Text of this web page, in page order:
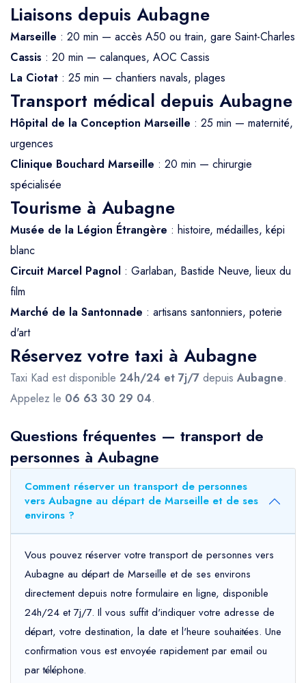
Liaisons depuis Aubagne
Marseille : 20 min — accès A50 ou train, gare Saint-Charles
Cassis : 20 min — calanques, AOC Cassis
La Ciotat : 25 min — chantiers navals, plages
Transport médical depuis Aubagne
Hôpital de la Conception Marseille : 25 min — maternité,
urgences
Clinique Bouchard Marseille : 20 min — chirurgie
spécialisée
Tourisme à Aubagne
Musée de la Légion Étrangère : histoire, médailles, képi
blanc
Circuit Marcel Pagnol : Garlaban, Bastide Neuve, lieux du
film
Marché de la Santonnade : artisans santonniers, poterie
d'art
Réservez votre taxi à Aubagne
Taxi Kad est disponible 24h/24 et 7j/7 depuis Aubagne.
Appelez le 06 63 30 29 04.
Questions fréquentes — transport de
personnes à Aubagne
Comment réserver un transport de personnes
vers Aubagne au départ de Marseille et de ses
environs ?
Vous pouvez réserver votre transport de personnes vers
Aubagne au départ de Marseille et de ses environs
directement depuis notre formulaire en ligne, disponible
24h/24 et 7j/7. Il vous suffit d'indiquer votre adresse de
départ, votre destination, la date et l'heure souhaitées. Une
confirmation vous est envoyée rapidement par email ou
par téléphone.